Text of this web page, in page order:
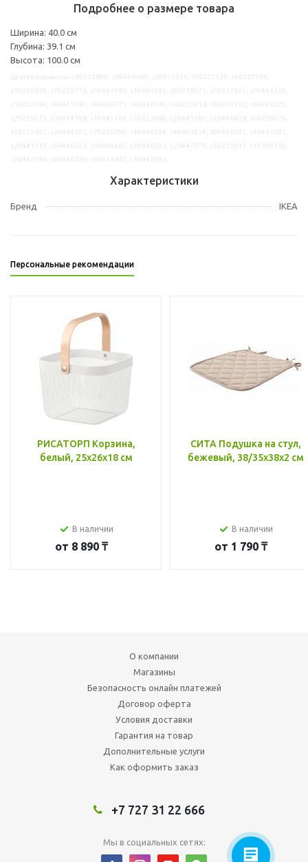
Подробнее о размере товара
Ширина: 40.0 см
Глубина: 39.1 см
Высота: 100.0 см
Характеристики
Бренд IKEA
Персональные рекомендации
РИСАТОРП Корзина,
белый, 25x26x18 см
В наличии
от 8 890 ₸
СИТА Подушка на стул,
бежевый, 38/35x38x2 см
В наличии
от 1 790 ₸
О компании
Магазины
Безопасность онлайн платежей
Договор оферта
Условия доставки
Гарантия на товар
Дополнительные услуги
Как оформить заказ
+7 727 31 22 666
Мы в социальных сетях: